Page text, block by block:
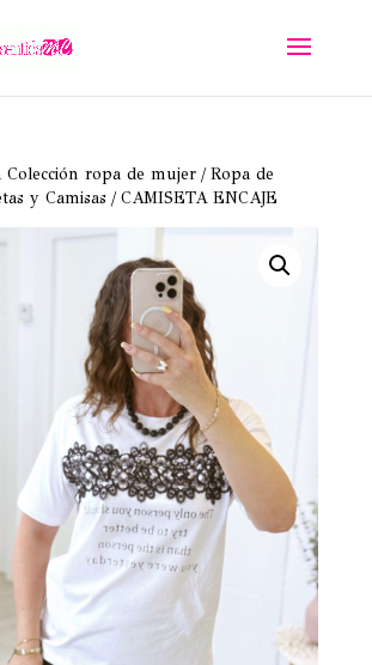
Colección ropa de mujer/Ropa de
y Camisas / CAMISETA ENCAJE